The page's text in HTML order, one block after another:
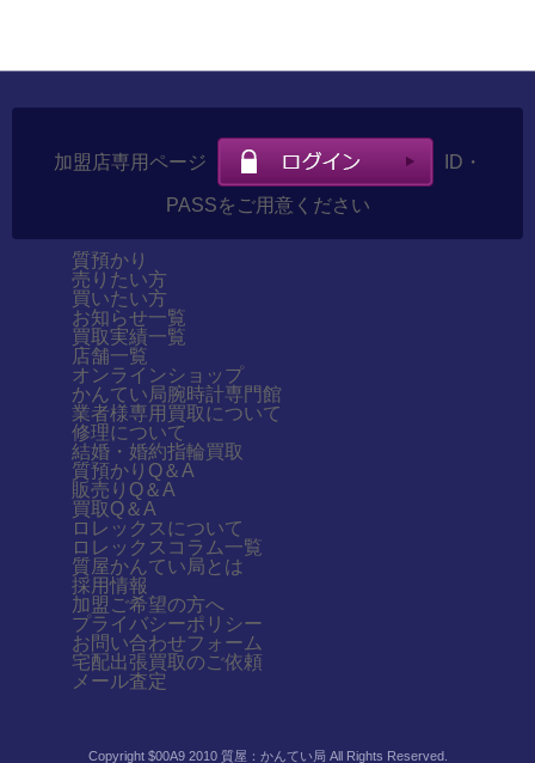
加盟店専用ページ ID・
PASSをご用意ください
質預かり
売りたい方
買いたい方
お知らせ一覧
買取実績一覧
店舗一覧
オンラインショップ
かんてい局腕時計専門館
業者様専用買取について
修理について
結婚・婚約指輪買取
質預かりQ＆A
販売りQ＆A
買取Q＆A
ロレックスについて
ロレックスコラム一覧
質屋かんてい局とは
採用情報
加盟ご希望の方へ
プライバシーポリシー
お問い合わせフォーム
宅配出張買取のご依頼
メール査定
Copyright $00A9 2010 質屋：かんてい局 All Rights Reserved.